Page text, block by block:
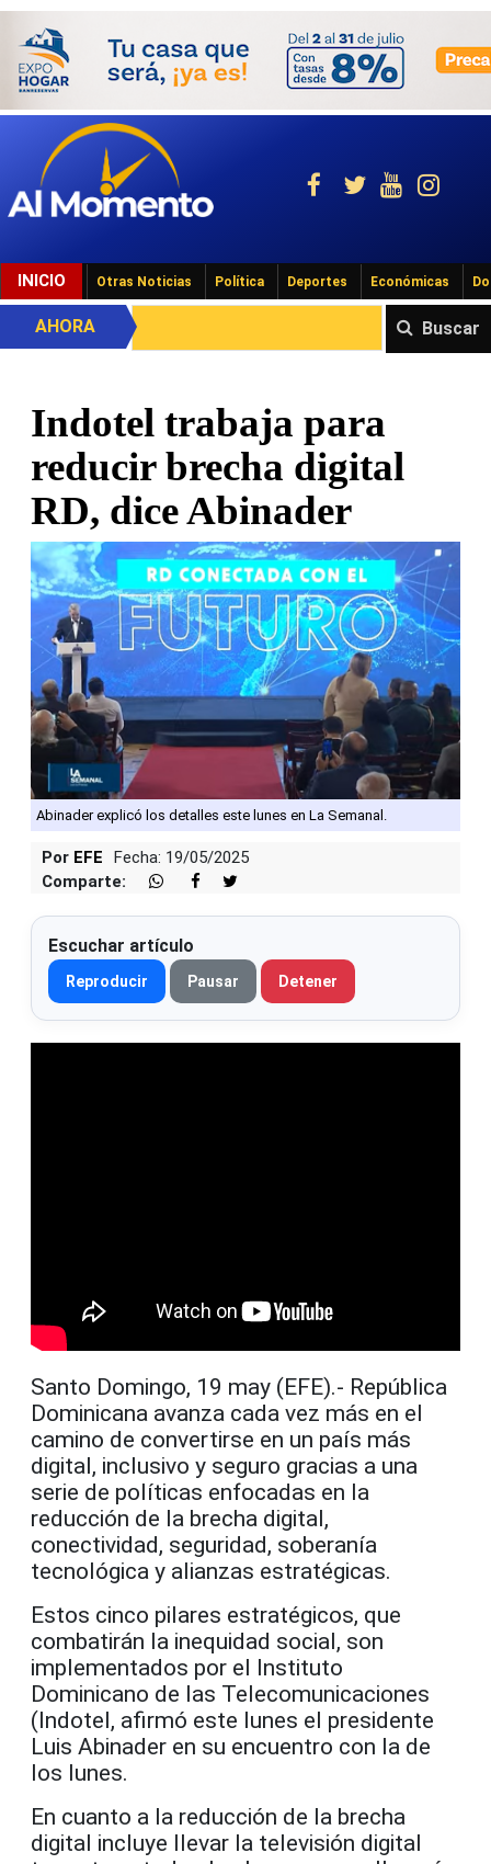
INICIO Otras Noticias Política Deportes Económicas
Buscar
AHORA
Indotel trabaja para
reducir brecha digital
RD, dice Abinader
Abinader explicó los detalles este lunes en La Semanal.
Por EFE
Fecha: 19/05/2025
Comparte:
Escuchar artículo
Reproducir Pausar Detener
Santo Domingo, 19 may (EFE).- República
Dominicana avanza cada vez más en el
camino de convertirse en un país más
digital, inclusivo y seguro gracias a una
serie de políticas enfocadas en la
reducción de la brecha digital,
conectividad, seguridad, soberanía
tecnológica y alianzas estratégicas.
Estos cinco pilares estratégicos, que
combatirán la inequidad social, son
implementados por el Instituto
Dominicano de las Telecomunicaciones
(Indotel, afirmó este lunes el presidente
Luis Abinader en su encuentro con la de
los lunes.
En cuanto a la reducción de la brecha
digital incluye llevar la televisión digital